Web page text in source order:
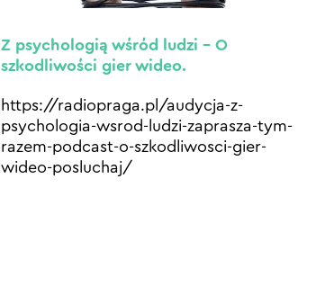
Z psychologią wśród ludzi – O
szkodliwości gier wideo.
https://radiopraga.pl/audycja-z-
psychologia-wsrod-ludzi-zaprasza-tym-
razem-podcast-o-szkodliwosci-gier-
wideo-posluchaj/